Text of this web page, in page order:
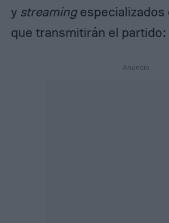
y streamingespecializados
que transmitirán el partido: